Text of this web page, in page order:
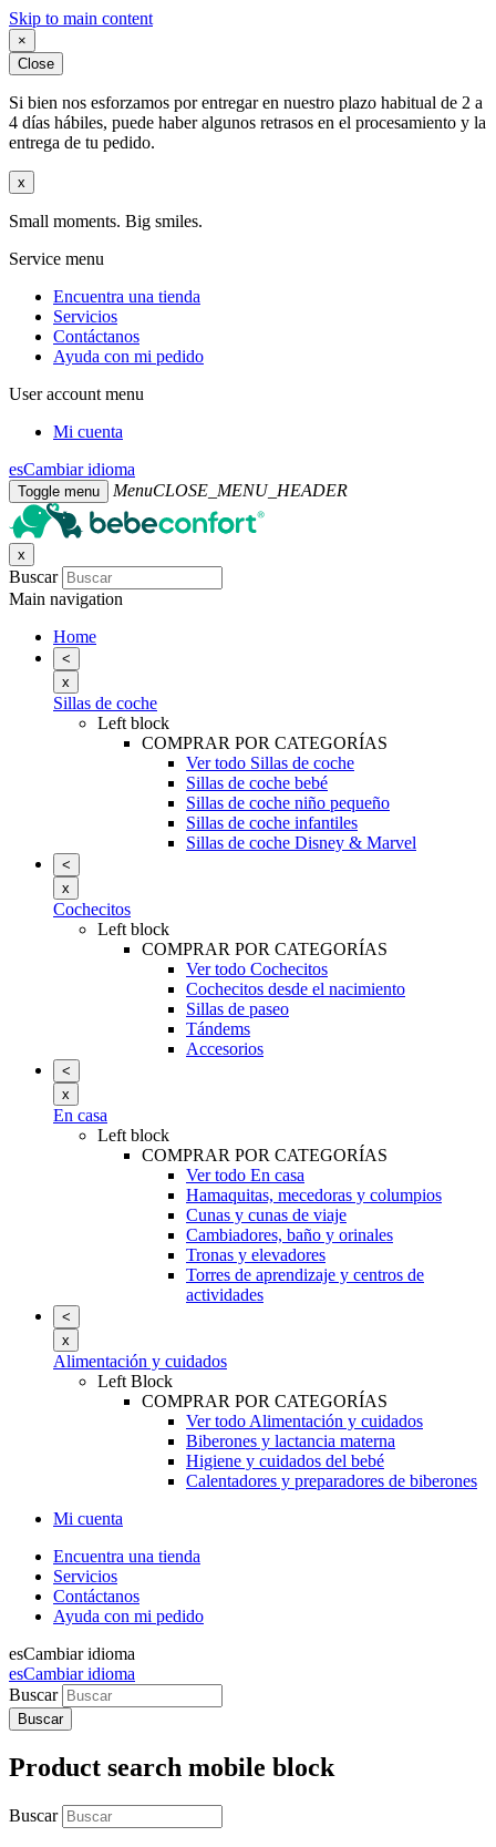
Skip to main content
×
Close
Si bien nos esforzamos por entregar en nuestro plazo habitual de 2 a
4 días hábiles, puede haber algunos retrasos en el procesamiento y la
entrega de tu pedido.
x
Small moments. Big smiles.
Service menu
Encuentra una tienda
Servicios
Contáctanos
Ayuda con mi pedido
User account menu
Mi cuenta
esCambiar idioma
Toggle menu MenuCLOSE_MENU_HEADER
x
Buscar
Main navigation
Home
<
x
Sillas de coche
Left block
COMPRAR POR CATEGORÍAS
Ver todo Sillas de coche
Sillas de coche bebé
Sillas de coche niño pequeño
Sillas de coche infantiles
Sillas de coche Disney & Marvel
<
x
Cochecitos
Left block
COMPRAR POR CATEGORÍAS
Ver todo Cochecitos
Cochecitos desde el nacimiento
Sillas de paseo
Tándems
Accesorios
<
x
En casa
Left block
COMPRAR POR CATEGORÍAS
Ver todo En casa
Hamaquitas, mecedoras y columpios
Cunas y cunas de viaje
Cambiadores, baño y orinales
Tronas y elevadores
Torres de aprendizaje y centros de
actividades
<
x
Alimentación y cuidados
Left Block
COMPRAR POR CATEGORÍAS
Ver todo Alimentación y cuidados
Biberones y lactancia materna
Higiene y cuidados del bebé
Calentadores y preparadores de biberones
Mi cuenta
Encuentra una tienda
Servicios
Contáctanos
Ayuda con mi pedido
esCambiar idioma
esCambiar idioma
Buscar
Product search mobile block
Buscar